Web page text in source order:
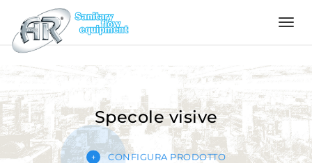
Language
Home
Azienda
Specole visive
CONFIGURA PRODOTTO